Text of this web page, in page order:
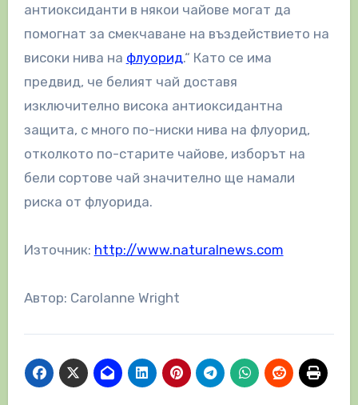
антиоксиданти в някои чайове могат да
помогнат за смекчаване на въздействието на
високи нива на флуорид.“ Като се има
предвид, че белият чай доставя
изключително висока антиоксидантна
защита, с много по-ниски нива на флуорид,
отколкото по-старите чайове, изборът на
бели сортове чай значително ще намали
риска от флуорида.
Източник: http://www.naturalnews.com
Автор: Carolanne Wright